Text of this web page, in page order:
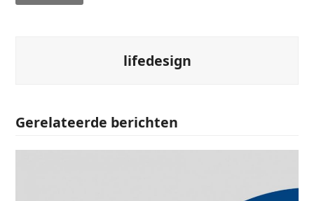
lifedesign
Gerelateerde berichten